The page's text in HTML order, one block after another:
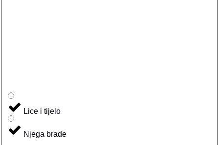
Lice i tijelo
Njega brade